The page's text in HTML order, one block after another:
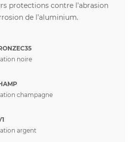
protections contre l’abrasion
de l’aluminium.
noire
champagne
argent